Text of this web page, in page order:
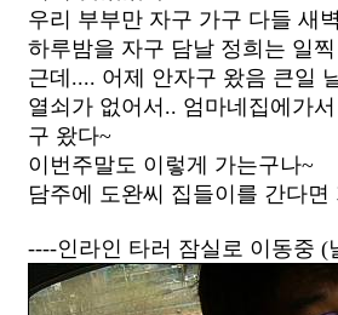
우리 부부만 자구 가구 다들 새
하루밤을 자구 담날 정희는 일
근데.... 어제 안자구 왔음 큰일
열쇠가 없어서.. 엄마네집에가
구 왔다~
이번주말도 이렇게 가는구나~
담주에 도완씨 집들이를 간다
----인라인 타러 잠실로 이동중